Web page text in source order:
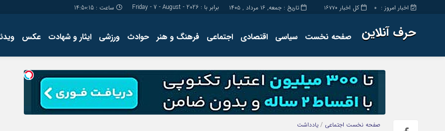
کل اخبار 16770 اخبار امروز : 0 تاریخ : جمعه, ۱۶ مرداد , ۱۴۰۵ برابر با : Friday - 7 - August - 2026 ساعت : 14:50:16
حرف آنلاین صفحه نخست سیاسی اقتصادی اجتماعی فرهنگ و هنر حوادث ورزشی ایثار و شهادت عکس
کارگاه
تولید
مجله ای
صفحه نخست اجتماعی / یادداشت